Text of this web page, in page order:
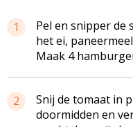
1
Pel en snipper de
het ei,
Maak 4
2
Snij de tomaat in
doormidden en